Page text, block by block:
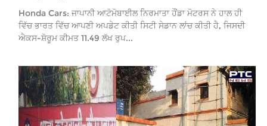
Honda Cars: ਜਾਪਾਨੀ ਆਟੋਮੋਬਾਈਲ ਨਿਰਮਾਤਾ ਹੌਂਡਾ ਮੋਟਰਸ ਨੇ ਹਾਲ ਹੀ
ਵਿੱਚ ਭਾਰਤ ਵਿੱਚ ਆਪਣੀ ਅਪਡੇਟ ਕੀਤੀ ਸਿਟੀ ਸੇਡਾਨ ਲਾਂਚ ਕੀਤੀ ਹੈ, ਜਿਸਦੀ
ਐਕਸ-ਸ਼ੋਰੂਮ ਕੀਮਤ 11.49 ਲੱਖ ਰੁਪ...